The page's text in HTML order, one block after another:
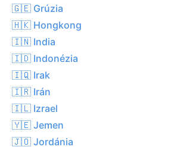
🇬🇪 Grúzia
🇭🇰 Hongkong
🇮🇳 India
🇮🇩 Indonézia
🇮🇶 Irak
🇮🇷 Irán
🇮🇱 Izrael
🇾🇪 Jemen
🇯🇴 Jordánia